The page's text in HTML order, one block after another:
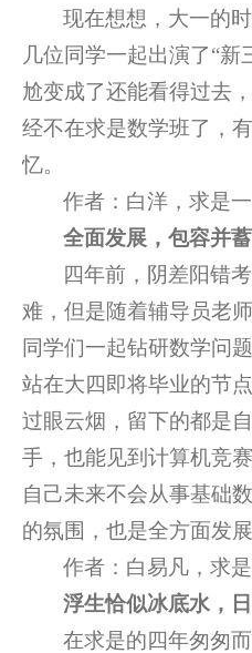
现在想想，大一的
几位同学一起出演了“
尬变成了还能看得过去
经不在求是数学班了，
忆。
作者：白洋，求是
全面发展，包容并蓄
四年前，阴差阳错
难，但是随着辅导员老
同学们一起钻研数学问
站在大四即将毕业的节
过眼云烟，留下的都是
手，也能见到计算机竞
自己未来不会从事基础
的氛围，也是全方面发
作者：白易凡，求
浮生恰似冰底水，
在求是的四年匆匆